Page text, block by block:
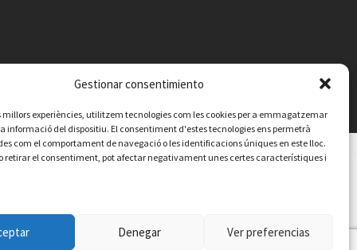
Gestionar consentimiento
millors experiències, utilitzem tecnologies com les cookies per a emmagatzemar
informació del dispositiu. El consentiment d'estes tecnologies ens permetrà
com el comportament de navegació o les identificacions úniques en este lloc.
retirar el consentiment, pot afectar negativament unes certes característiques i
Denegar Ver preferencias
Contacte Avís legal Política de privacitat Política de cookies